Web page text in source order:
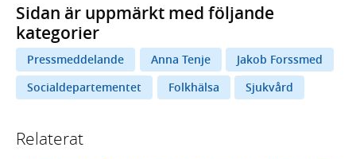
Sidan är uppmärkt med följande
kategorier
Pressmeddelande Anna Tenje
Jakob Forssmed
Socialdepartementet
Folkhälsa Sjukvård
Relaterat